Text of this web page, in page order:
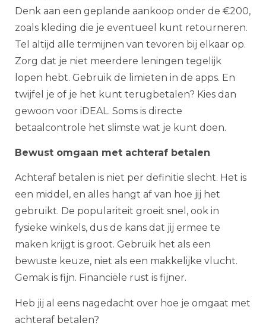
Denk aan een geplande aankoop onder de €200,
zoals kleding die je eventueel kunt retourneren.
Tel altijd alle termijnen van tevoren bij elkaar op.
Zorg dat je niet meerdere leningen tegelijk
lopen hebt. Gebruik de limieten in de apps. En
twijfel je of je het kunt terugbetalen? Kies dan
gewoon voor iDEAL. Soms is directe
betaalcontrole het slimste wat je kunt doen.
Bewust omgaan met achteraf betalen
Achteraf betalen is niet per definitie slecht. Het is
een middel, en alles hangt af van hoe jij het
gebruikt. De populariteit groeit snel, ook in
fysieke winkels, dus de kans dat jij ermee te
maken krijgt is groot. Gebruik het als een
bewuste keuze, niet als een makkelijke vlucht.
Gemak is fijn. Financiële rust is fijner.
Heb jij al eens nagedacht over hoe je omgaat met
achteraf betalen?